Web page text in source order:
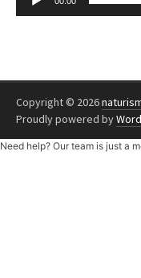
Copyright © 2026
Proudly powered by
Need help? Our team is just a